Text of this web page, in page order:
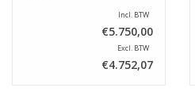
Incl. BTW
€5.750,00
Excl. BTW
€4.752,07